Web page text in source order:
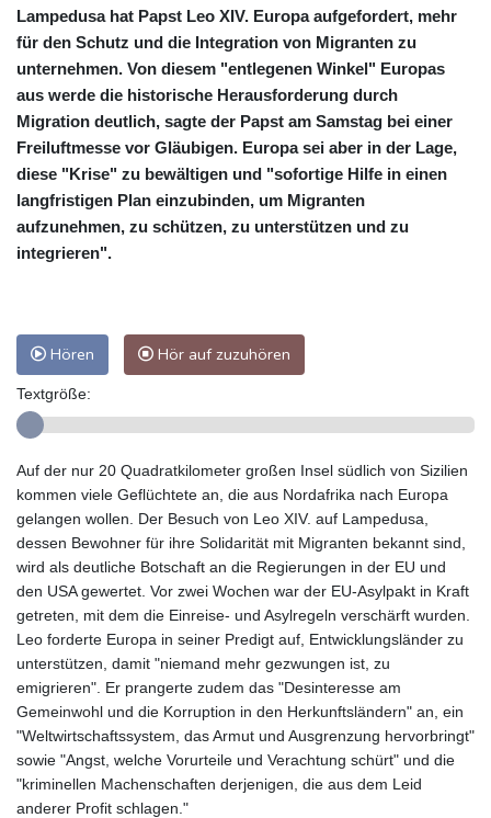
Lampedusa hat Papst Leo XIV. Europa aufgefordert, mehr
für den Schutz und die Integration von Migranten zu
unternehmen. Von diesem "entlegenen Winkel" Europas
aus werde die historische Herausforderung durch
Migration deutlich, sagte der Papst am Samstag bei einer
Freiluftmesse vor Gläubigen. Europa sei aber in der Lage,
diese "Krise" zu bewältigen und "sofortige Hilfe in einen
langfristigen Plan einzubinden, um Migranten
aufzunehmen, zu schützen, zu unterstützen und zu
integrieren".
Hören Hör auf zuzuhören
Textgröße:
Auf der nur 20 Quadratkilometer großen Insel südlich von Sizilien
kommen viele Geflüchtete an, die aus Nordafrika nach Europa
gelangen wollen. Der Besuch von Leo XIV. auf Lampedusa,
dessen Bewohner für ihre Solidarität mit Migranten bekannt sind,
wird als deutliche Botschaft an die Regierungen in der EU und
den USA gewertet. Vor zwei Wochen war der EU-Asylpakt in Kraft
getreten, mit dem die Einreise- und Asylregeln verschärft wurden.
Leo forderte Europa in seiner Predigt auf, Entwicklungsländer zu
unterstützen, damit "niemand mehr gezwungen ist, zu
emigrieren". Er prangerte zudem das "Desinteresse am
Gemeinwohl und die Korruption in den Herkunftsländern" an, ein
"Weltwirtschaftssystem, das Armut und Ausgrenzung hervorbringt"
sowie "Angst, welche Vorurteile und Verachtung schürt" und die
"kriminellen Machenschaften derjenigen, die aus dem Leid
anderer Profit schlagen."